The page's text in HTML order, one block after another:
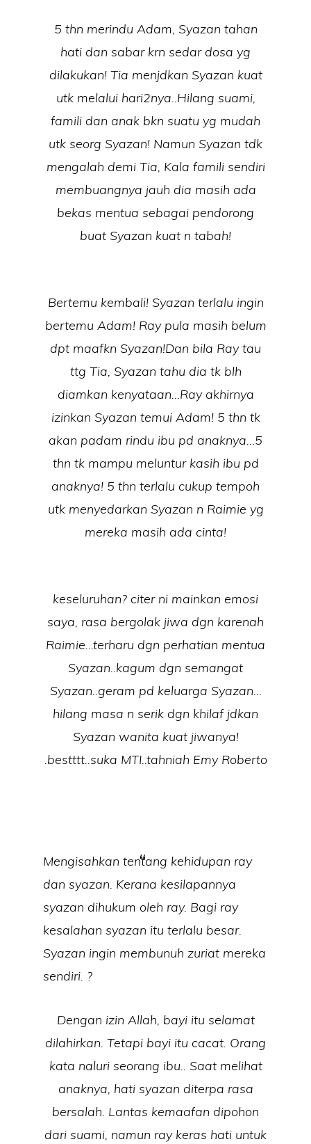
5 thn merindu Adam, Syazan tahan
hati dan sabar krn sedar dosa yg
dilakukan! Tia menjdkan Syazan kuat
utk melalui hari2nya..Hilang suami,
famili dan anak bkn suatu yg mudah
utk seorg Syazan! Namun Syazan tdk
mengalah demi Tia, Kala famili sendiri
membuangnya jauh dia masih ada
bekas mentua sebagai pendorong
buat Syazan kuat n tabah!
Bertemu kembali! Syazan terlalu ingin
bertemu Adam! Ray pula masih belum
dpt maafkn Syazan!Dan bila Ray tau
ttg Tia, Syazan tahu dia tk blh
diamkan kenyataan…Ray akhirnya
izinkan Syazan temui Adam! 5 thn tk
akan padam rindu ibu pd anaknya…5
thn tk mampu meluntur kasih ibu pd
anaknya! 5 thn terlalu cukup tempoh
utk menyedarkan Syazan n Raimie yg
mereka masih ada cinta!
keseluruhan? citer ni mainkan emosi
saya, rasa bergolak jiwa dgn karenah
Raimie…terharu dgn perhatian mentua
Syazan..kagum dgn semangat
Syazan..geram pd keluarga Syazan…
hilang masa n serik dgn khilaf jdkan
Syazan wanita kuat jiwanya!
.bestttt..suka MTI..tahniah Emy Roberto
Mengisahkan tentang kehidupan ray
dan syazan. Kerana kesilapannya
syazan dihukum oleh ray. Bagi ray
kesalahan syazan itu terlalu besar.
Syazan ingin membunuh zuriat mereka
sendiri. ?
Dengan izin Allah, bayi itu selamat
dilahirkan. Tetapi bayi itu cacat. Orang
kata naluri seorang ibu.. Saat melihat
anaknya, hati syazan diterpa rasa
bersalah. Lantas kemaafan dipohon
dari suami, namun ray keras hati untuk